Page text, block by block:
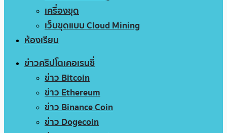
เครื่องขุด
เว็บขุดแบบ Cloud Mining
ห้องเรียน
ข่าวคริปโตเคอเรนซี่
ข่าว Bitcoin
ข่าว Ethereum
ข่าว Binance Coin
ข่าว Dogecoin